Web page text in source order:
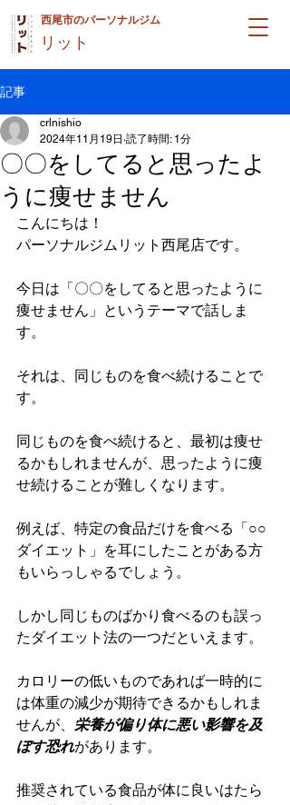
西尾市のパーソナルジム
リット
記事
〇〇をしてると思ったよ
うに痩せません
crlnishio
2024年11月19日 読了時間: 1分
こんにちは！
パーソナルジムリット西尾店です。
今日は「〇〇をしてると思ったように
痩せません」というテーマで話しま
す。
それは、同じものを食べ続けることで
す。
同じものを食べ続けると、最初は痩せ
るかもしれませんが、思ったように痩
せ続けることが難しくなります。
例えば、特定の食品だけを食べる「○○
ダイエット」を耳にしたことがある方
もいらっしゃるでしょう。
しかし同じものばかり食べるのも誤っ
たダイエット法の一つだといえます。
カロリーの低いものであれば一時的に
は体重の減少が期待できるかもしれま
せんが、 栄養が偏り体に悪い影響を及
ぼす恐れがあります。
推奨されている食品が体に良いはたら